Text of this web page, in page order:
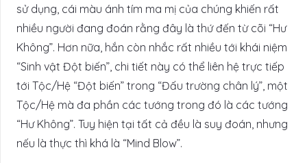
sử dụng, cái màu ánh tím ma mị của chúng khiến rất
nhiều người đang đoán rằng đây là thứ đến từ cõi “Hư
Không”. Hơn nữa, hắn còn nhắc rất nhiều tới khái niệm
“Sinh vật Đột biến”, chi tiết này có thể liên hệ trực tiếp
tới Tộc/Hệ “Đột biến” trong “Đấu trường chân lý”, một
Tộc/Hệ mà đa phần các tướng trong đó là các tướng
“Hư Không”. Tuy hiện tại tất cả đều là suy đoán, nhưng
nếu là thực thì khá là “Mind Blow”.